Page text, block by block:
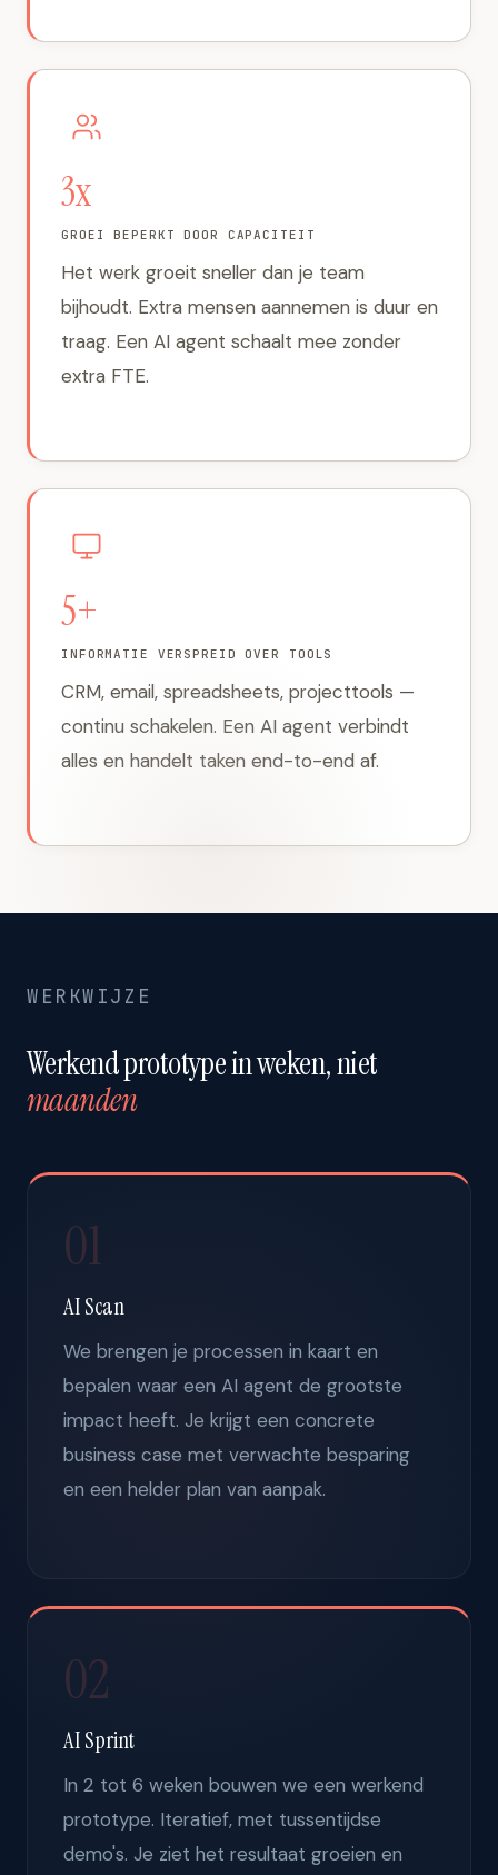
3x
GROEI BEPERKT DOOR CAPACITEIT
Het werk groeit sneller dan je team
bijhoudt. Extra mensen aannemen is duur en
traag. Een AI agent schaalt mee zonder
extra FTE.
5+
INFORMATIE VERSPREID OVER TOOLS
CRM, email, spreadsheets, projecttools —
continu schakelen. Een AI agent verbindt
alles en handelt taken end-to-end af.
WERKWIJZE
Werkend prototype in weken, niet
maanden
01
AI Scan
We brengen je processen in kaart en
bepalen waar een AI agent de grootste
impact heeft. Je krijgt een concrete
business case met verwachte besparing
en een helder plan van aanpak.
02
AI Sprint
In 2 tot 6 weken bouwen we een werkend
prototype. Iteratief, met tussentijdse
demo's. Je ziet het resultaat groeien en